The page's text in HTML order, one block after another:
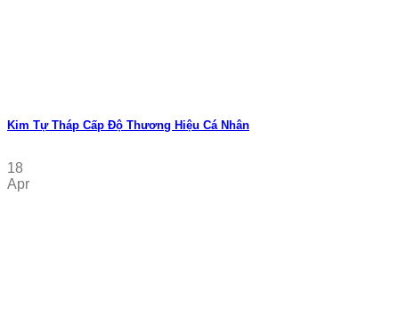
Kim Tự Tháp Cấp Độ Thương Hiệu Cá Nhân
18
Apr